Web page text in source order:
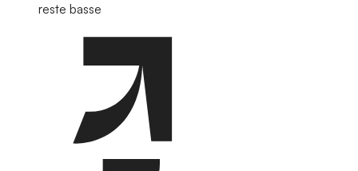
reste basse